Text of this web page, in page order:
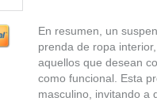
En resumen, un
prenda de ropa
aquellos que desean
como funcional. Esta
masculino, invitando a